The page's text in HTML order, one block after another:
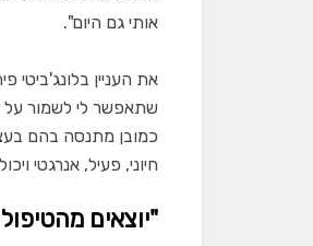
אותי גם היום".
שתאפשר לי לשמור על
כמובן מתנסה בהם
חיוני, פעיל, אנרגטי
"יוצאים